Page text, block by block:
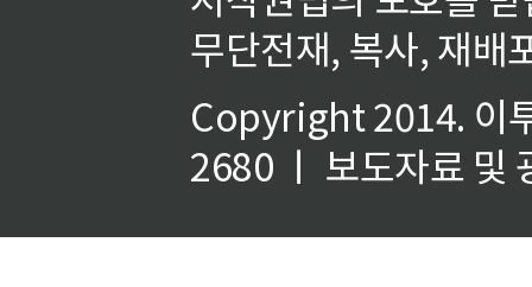
무단전재, 복사, 재배
Copyright 2014. 이
2680 ㅣ 보도자료